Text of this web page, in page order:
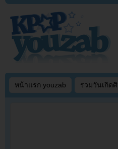
หน้าแรก youzab รวมวันเกิด